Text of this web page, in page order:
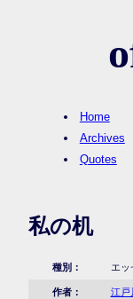
Home
Archives
Quotes
私の机
種別： エッ
作者： 江戸